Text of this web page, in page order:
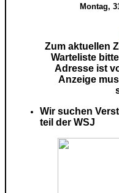
Montag,
Zum aktuellen
Warteliste
Adresse ist
Anzeige
Wir suchen
teil der WSJ